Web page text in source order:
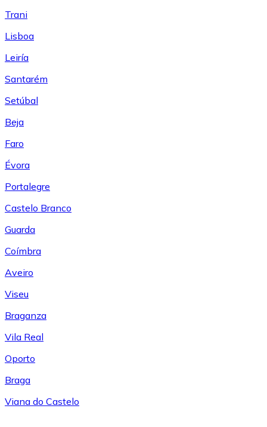
Trani
Lisboa
Leiría
Santarém
Setúbal
Beja
Faro
Évora
Portalegre
Castelo Branco
Guarda
Coímbra
Aveiro
Viseu
Braganza
Vila Real
Oporto
Braga
Viana do Castelo